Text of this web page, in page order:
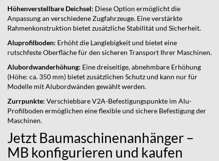
Höhenverstellbare Deichsel: Diese Option ermöglicht die
Anpassung an verschiedene Zugfahrzeuge. Eine verstärkte
Rahmenkonstruktion bietet zusätzliche Stabilität und Sicherheit.
Aluprofilboden: Erhöht die Langlebigkeit und bietet eine
rutschfeste Oberfläche für den sicheren Transport Ihrer Maschinen.
Alubordwanderhöhung: Eine dreiseitige, abnehmbare Erhöhung
(Höhe: ca. 350 mm) bietet zusätzlichen Schutz und kann nur für
Modelle mit Alubordwänden gewählt werden.
Zurrpunkte: Verschiebbare V2A-Befestigungspunkte im Alu-
Profilboden ermöglichen eine flexible und sichere Befestigung der
Maschinen.
Jetzt Baumaschinenanhänger –
MB konfigurieren und kaufen